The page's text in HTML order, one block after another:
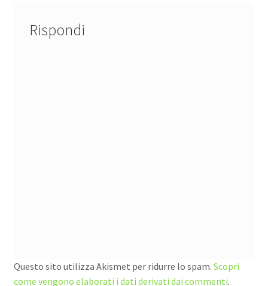
Rispondi
Questo sito utilizza Akismet per ridurre lo spam. Scopri
come vengono elaborati i dati derivati dai commenti.